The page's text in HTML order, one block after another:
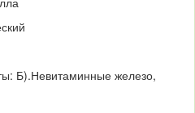
Б).Невитаминные железо,